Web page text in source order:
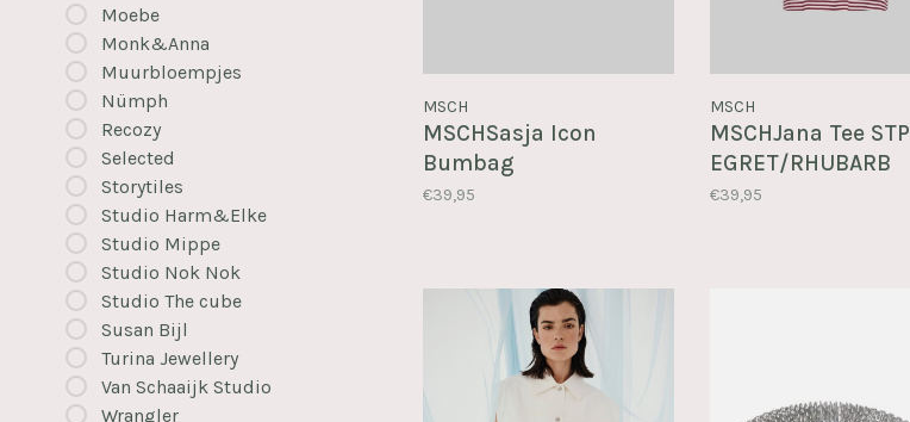
Moebe
Monk&Anna
Muurbloempjes
Nümph
Recozy
Selected
Storytiles
Studio Harm&Elke
Studio Mippe
Studio Nok Nok
Studio The cube
Susan Bijl
Turina Jewellery
Van Schaaijk Studio
Wrangler
MSCH
MSCHSasja Icon
Bumbag
€39,95
MSCH
MSCHJana Tee STP
EGRET/RHUBARB
€39,95